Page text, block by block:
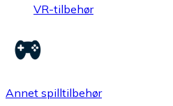
VR-tilbehør
Annet spilltilbehør